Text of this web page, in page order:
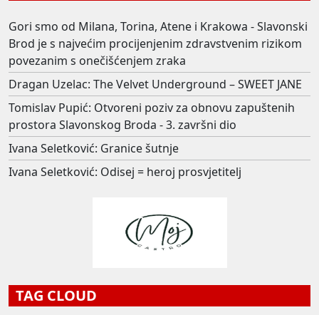
Gori smo od Milana, Torina, Atene i Krakowa - Slavonski
Brod je s najvećim procijenjenim zdravstvenim rizikom
povezanim s onečišćenjem zraka
Dragan Uzelac: The Velvet Underground – SWEET JANE
Tomislav Pupić: Otvoreni poziv za obnovu zapuštenih
prostora Slavonskog Broda - 3. završni dio
Ivana Seletković: Granice šutnje
Ivana Seletković: Odisej = heroj prosvjetitelj
TAG CLOUD